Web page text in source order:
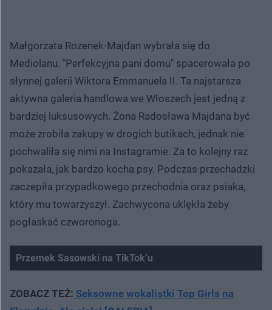
Małgorzata Rozenek-Majdan wybrała się do
Mediolanu. "Perfekcyjna pani domu" spacerowała po
słynnej galerii Wiktora Emmanuela II. Ta najstarsza
aktywna galeria handlowa we Włoszech jest jedną z
bardziej luksusowych. Żona Radosława Majdana być
może zrobiła zakupy w drogich butikach, jednak nie
pochwaliła się nimi na Instagramie. Za to kolejny raz
pokazała, jak bardzo kocha psy. Podczas przechadzki
zaczepiła przypadkowego przechodnia oraz psiaka,
który mu towarzyszył. Zachwycona uklękła żeby
pogłaskać czworonoga.
Przemek Sasowski na TikTok’u
ZOBACZ TEŻ: Seksowne wokalistki Top Girls na